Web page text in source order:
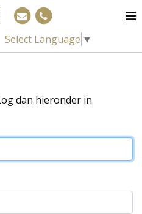
Select Language ▼
dan hieronder in.